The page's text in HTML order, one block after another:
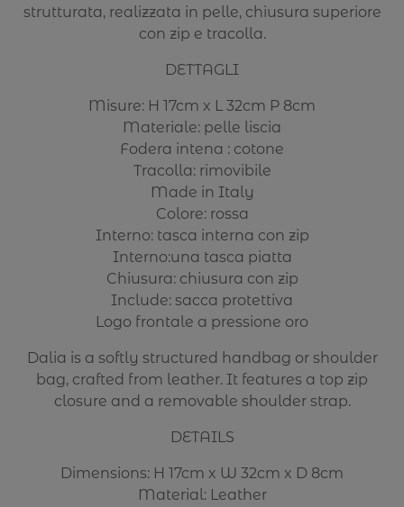
strutturata, realizzata in pelle, chiusura superiore
con zip e tracolla.
DETTAGLI
Misure: H 17cm x L 32cm P 8cm
Materiale: pelle liscia
Fodera intena : cotone
Tracolla: rimovibile
Made in Italy
Colore: rossa
Interno: tasca interna con zip
Interno:una tasca piatta
Chiusura: chiusura con zip
Include: sacca protettiva
Logo frontale a pressione oro
Dalia is a softly structured handbag or shoulder
bag, crafted from leather. It features a top zip
closure and a removable shoulder strap.
DETAILS
Dimensions: H 17cm x W 32cm x D 8cm
Material: Leather